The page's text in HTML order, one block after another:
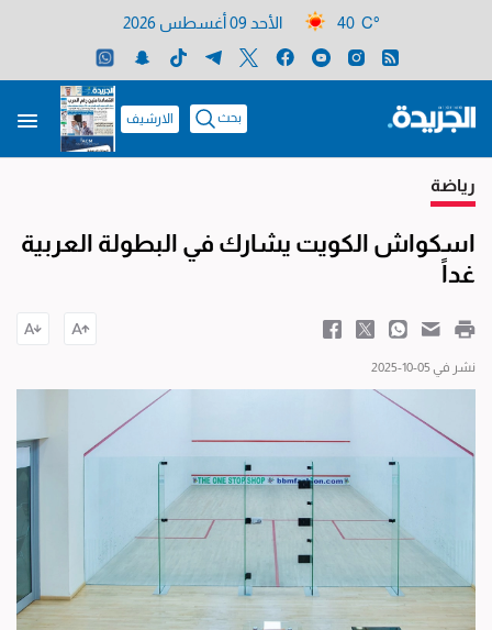
40 C° الأحد 09 أغسطس 2026
بحث الارشيف
رياضة
اسكواش الكويت يشارك في البطولة العربية
غداً
نشر في 05-10-2025